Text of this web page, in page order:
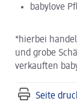
babylove
*hierbei
und grobe
verkauften
Seite